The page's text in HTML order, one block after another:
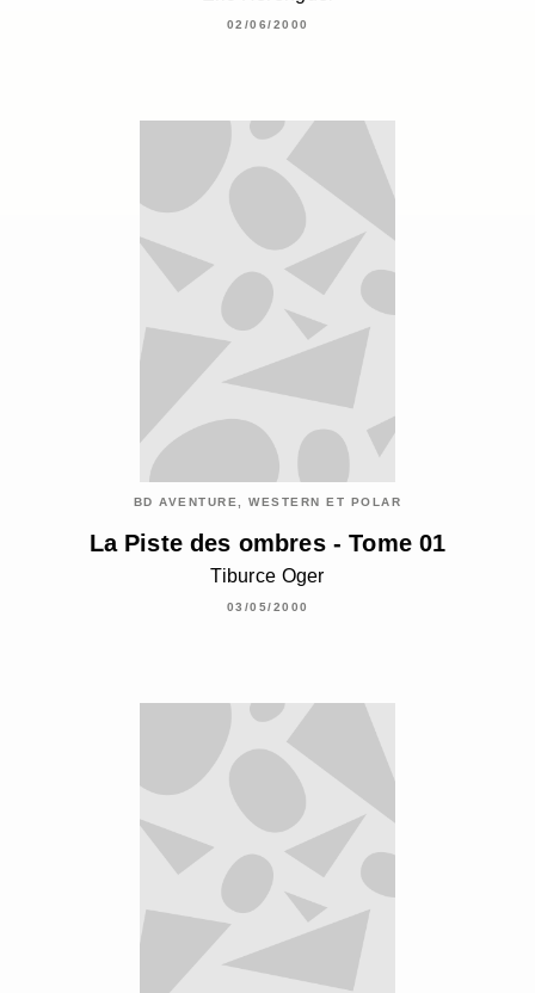
02/06/2000
BD AVENTURE, WESTERN ET POLAR
La Piste des ombres - Tome 01
Tiburce Oger
03/05/2000